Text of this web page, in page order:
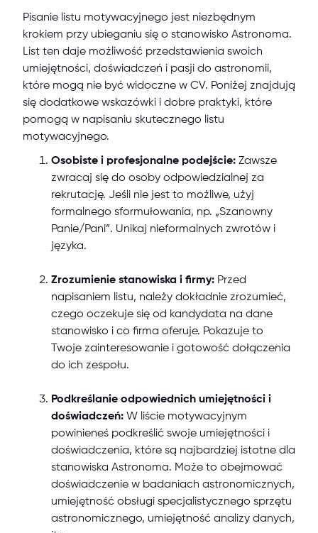
Pisanie listu motywacyjnego jest niezbędnym
krokiem przy ubieganiu się o stanowisko Astronoma.
List ten daje możliwość przedstawienia swoich
umiejętności, doświadczeń i pasji do astronomii,
które mogą nie być widoczne w CV. Poniżej znajdują
się dodatkowe wskazówki i dobre praktyki, które
pomogą w napisaniu skutecznego listu
motywacyjnego.
Osobiste i profesjonalne podejście: Zawsze
zwracaj się do osoby odpowiedzialnej za
rekrutację. Jeśli nie jest to możliwe, użyj
formalnego sformułowania, np. „Szanowny
Panie/Pani”. Unikaj nieformalnych zwrotów i
języka.
Zrozumienie stanowiska i firmy: Przed
napisaniem listu, należy dokładnie zrozumieć,
czego oczekuje się od kandydata na dane
stanowisko i co firma oferuje. Pokazuje to
Twoje zainteresowanie i gotowość dołączenia
do ich zespołu.
Podkreślanie odpowiednich umiejętności i
doświadczeń: W liście motywacyjnym
powinieneś podkreślić swoje umiejętności i
doświadczenia, które są najbardziej istotne dla
stanowiska Astronoma. Może to obejmować
doświadczenie w badaniach astronomicznych,
umiejętność obsługi specjalistycznego sprzętu
astronomicznego, umiejętność analizy danych,